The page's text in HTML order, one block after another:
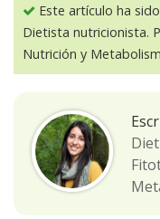
Este artículo ha
Dietista nutricionista.
Nutrición y